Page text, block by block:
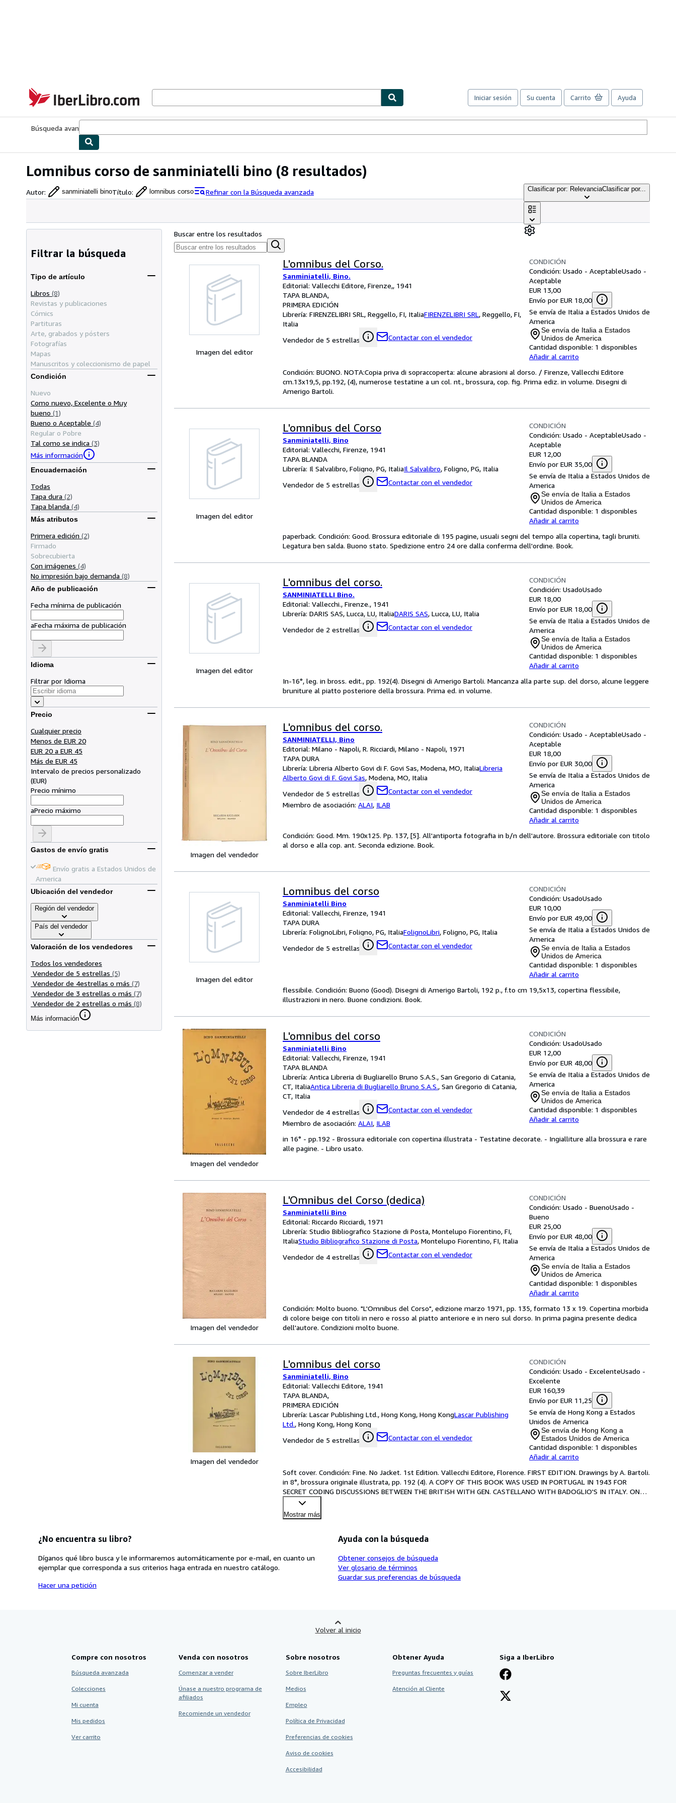
IberLibro.com
Iniciar sesión Su cuenta Carrito Ayuda
Búsqueda avanzada
Lomnibus corso de sanminiatelli bino (8 resultados)
Autor: sanminiatelli binoTítulo: lomnibus corso Refinar con la Búsqueda avanzada Clasificar por: RelevanciaClasificar por...
Filtrar la búsqueda
Tipo de artículo
Libros (8)
Revistas y publicaciones
Cómics
Partituras
Arte, grabados y pósters
Fotografías
Mapas
Manuscritos y coleccionismo de papel
Condición
Nuevo
Como nuevo, Excelente o Muy
bueno (1)
Bueno o Aceptable (4)
Regular o Pobre
Tal como se indica (3)
Más información
Encuadernación
Todas
Tapa dura (2)
Tapa blanda (4)
Más atributos
Primera edición (2)
Firmado
Sobrecubierta
Con imágenes (4)
No impresión bajo demanda (8)
Año de publicación
Fecha mínima de publicación
aFecha máxima de publicación
Idioma
Filtrar por Idioma
Precio
Cualquier precio
Menos de EUR 20
EUR 20 a EUR 45
Más de EUR 45
Intervalo de precios personalizado
(EUR)
Precio mínimo
aPrecio máximo
Gastos de envío gratis
Envío gratis a Estados Unidos de
America
Ubicación del vendedor
Región del vendedor
País del vendedor
Valoración de los vendedores
Todos los vendedores
Vendedor de 5 estrellas (5)
Vendedor de 4estrellas o más (7)
Vendedor de 3 estrellas o más (7)
Vendedor de 2 estrellas o más (8)
Más información
Buscar entre los resultados
Imagen del editor
L'omnibus del Corso.
Sanminiatelli, Bino.
Editorial: Vallecchi Editore, Firenze,, 1941
TAPA BLANDA
PRIMERA EDICIÓN
Librería: FIRENZELIBRI SRL, Reggello, FI, ItaliaFIRENZELIBRI SRL, Reggello, FI,
Italia
Vendedor de 5 estrellas
Contactar con el vendedor
CONDICIÓN
Condición: Usado - AceptableUsado -
Aceptable
EUR 13,00
Envío por EUR 18,00
Se envía de Italia a Estados Unidos de
America
Se envía de Italia a Estados
Unidos de America
Cantidad disponible: 1 disponibles
Añadir al carrito
Condición: BUONO. NOTA:Copia priva di sopraccoperta: alcune abrasioni al dorso. / Firenze, Vallecchi Editore
cm.13x19,5, pp.192, (4), numerose testatine a un col. nt., brossura, cop. fig. Prima ediz. in volume. Disegni di
Amerigo Bartoli.
Imagen del editor
L'omnibus del Corso
Sanminiatelli, Bino
Editorial: Vallecchi, Firenze, 1941
TAPA BLANDA
Librería: Il Salvalibro, Foligno, PG, ItaliaIl Salvalibro, Foligno, PG, Italia
Vendedor de 5 estrellas
Contactar con el vendedor
CONDICIÓN
Condición: Usado - AceptableUsado -
Aceptable
EUR 12,00
Envío por EUR 35,00
Se envía de Italia a Estados Unidos de
America
Se envía de Italia a Estados
Unidos de America
Cantidad disponible: 1 disponibles
Añadir al carrito
paperback. Condición: Good. Brossura editoriale di 195 pagine, usuali segni del tempo alla copertina, tagli bruniti.
Legatura ben salda. Buono stato. Spedizione entro 24 ore dalla conferma dell'ordine. Book.
Imagen del editor
L'omnibus del corso.
SANMINIATELLI Bino.
Editorial: Vallecchi., Firenze., 1941
Librería: DARIS SAS, Lucca, LU, ItaliaDARIS SAS, Lucca, LU, Italia
Vendedor de 2 estrellas
Contactar con el vendedor
CONDICIÓN
Condición: UsadoUsado
EUR 18,00
Envío por EUR 18,00
Se envía de Italia a Estados Unidos de
America
Se envía de Italia a Estados
Unidos de America
Cantidad disponible: 1 disponibles
Añadir al carrito
In-16°, leg. in bross. edit., pp. 192(4). Disegni di Amerigo Bartoli. Mancanza alla parte sup. del dorso, alcune leggere
bruniture al piatto posteriore della brossura. Prima ed. in volume.
Imagen del vendedor
L'omnibus del corso.
SANMINIATELLI, Bino
Editorial: Milano - Napoli, R. Ricciardi, Milano - Napoli, 1971
TAPA DURA
Librería: Libreria Alberto Govi di F. Govi Sas, Modena, MO, ItaliaLibreria
Alberto Govi di F. Govi Sas, Modena, MO, Italia
Vendedor de 5 estrellas
Contactar con el vendedor
Miembro de asociación: ALAI, ILAB
CONDICIÓN
Condición: Usado - AceptableUsado -
Aceptable
EUR 18,00
Envío por EUR 30,00
Se envía de Italia a Estados Unidos de
America
Se envía de Italia a Estados
Unidos de America
Cantidad disponible: 1 disponibles
Añadir al carrito
Condición: Good. Mm. 190x125. Pp. 137, [5]. All'antiporta fotografia in b/n dell'autore. Brossura editoriale con titolo
al dorso e alla cop. ant. Seconda edizione. Book.
Imagen del editor
Lomnibus del corso
Sanminiatelli Bino
Editorial: Vallecchi, Firenze, 1941
TAPA DURA
Librería: FolignoLibri, Foligno, PG, ItaliaFolignoLibri, Foligno, PG, Italia
Vendedor de 5 estrellas
Contactar con el vendedor
CONDICIÓN
Condición: UsadoUsado
EUR 10,00
Envío por EUR 49,00
Se envía de Italia a Estados Unidos de
America
Se envía de Italia a Estados
Unidos de America
Cantidad disponible: 1 disponibles
Añadir al carrito
flessibile. Condición: Buono (Good). Disegni di Amerigo Bartoli, 192 p., f.to cm 19,5x13, copertina flessibile,
illustrazioni in nero. Buone condizioni. Book.
Imagen del vendedor
L'omnibus del corso
Sanminiatelli Bino
Editorial: Vallecchi, Firenze, 1941
TAPA BLANDA
Librería: Antica Libreria di Bugliarello Bruno S.A.S., San Gregorio di Catania,
CT, ItaliaAntica Libreria di Bugliarello Bruno S.A.S., San Gregorio di Catania,
CT, Italia
Vendedor de 4 estrellas
Contactar con el vendedor
Miembro de asociación: ALAI, ILAB
CONDICIÓN
Condición: UsadoUsado
EUR 12,00
Envío por EUR 48,00
Se envía de Italia a Estados Unidos de
America
Se envía de Italia a Estados
Unidos de America
Cantidad disponible: 1 disponibles
Añadir al carrito
in 16° - pp.192 - Brossura editoriale con copertina illustrata - Testatine decorate. - Ingialliture alla brossura e rare
alle pagine. - Libro usato.
Imagen del vendedor
L'Omnibus del Corso (dedica)
Sanminiatelli Bino
Editorial: Riccardo Ricciardi, 1971
Librería: Studio Bibliografico Stazione di Posta, Montelupo Fiorentino, FI,
ItaliaStudio Bibliografico Stazione di Posta, Montelupo Fiorentino, FI, Italia
Vendedor de 4 estrellas
Contactar con el vendedor
CONDICIÓN
Condición: Usado - BuenoUsado -
Bueno
EUR 25,00
Envío por EUR 48,00
Se envía de Italia a Estados Unidos de
America
Se envía de Italia a Estados
Unidos de America
Cantidad disponible: 1 disponibles
Añadir al carrito
Condición: Molto buono. "L'Omnibus del Corso", edizione marzo 1971, pp. 135, formato 13 x 19. Copertina morbida
di colore beige con titoli in nero e rosso al piatto anteriore e in nero sul dorso. In prima pagina presente dedica
dell'autore. Condizioni molto buone.
Imagen del vendedor
L'omnibus del corso
Sanminiatelli, Bino
Editorial: Vallecchi Editore, 1941
TAPA BLANDA
PRIMERA EDICIÓN
Librería: Lascar Publishing Ltd., Hong Kong, Hong KongLascar Publishing
Ltd., Hong Kong, Hong Kong
Vendedor de 5 estrellas
Contactar con el vendedor
CONDICIÓN
Condición: Usado - ExcelenteUsado -
Excelente
EUR 160,39
Envío por EUR 11,25
Se envía de Hong Kong a Estados
Unidos de America
Se envía de Hong Kong a
Estados Unidos de America
Cantidad disponible: 1 disponibles
Añadir al carrito
Soft cover. Condición: Fine. No Jacket. 1st Edition. Vallecchi Editore, Florence. FIRST EDITION. Drawings by A. Bartoli.
in 8°, brossura originale illustrata, pp. 192 (4). A COPY OF THIS BOOK WAS USED IN PORTUGAL IN 1943 FOR
SECRET CODING DISCUSSIONS BETWEEN THE BRITISH WITH GEN. CASTELLANO WITH BADOGLIO'S IN ITALY. ONE
COPY WAS
Mostrar más
¿No encuentra su libro?
Díganos qué libro busca y le informaremos automáticamente por e-mail, en cuanto un
ejemplar que corresponda a sus criterios haga entrada en nuestro catálogo.
Hacer una petición
Ayuda con la búsqueda
Obtener consejos de búsqueda
Ver glosario de términos
Guardar sus preferencias de búsqueda
Volver al inicio
Compre con nosotros
Búsqueda avanzada
Colecciones
Mi cuenta
Mis pedidos
Ver carrito
Venda con nosotros
Comenzar a vender
Únase a nuestro programa de
afiliados
Recomiende un vendedor
Sobre nosotros
Sobre IberLibro
Medios
Empleo
Política de Privacidad
Preferencias de cookies
Aviso de cookies
Accesibilidad
Obtener Ayuda
Preguntas frecuentes y guías
Atención al Cliente
Siga a IberLibro